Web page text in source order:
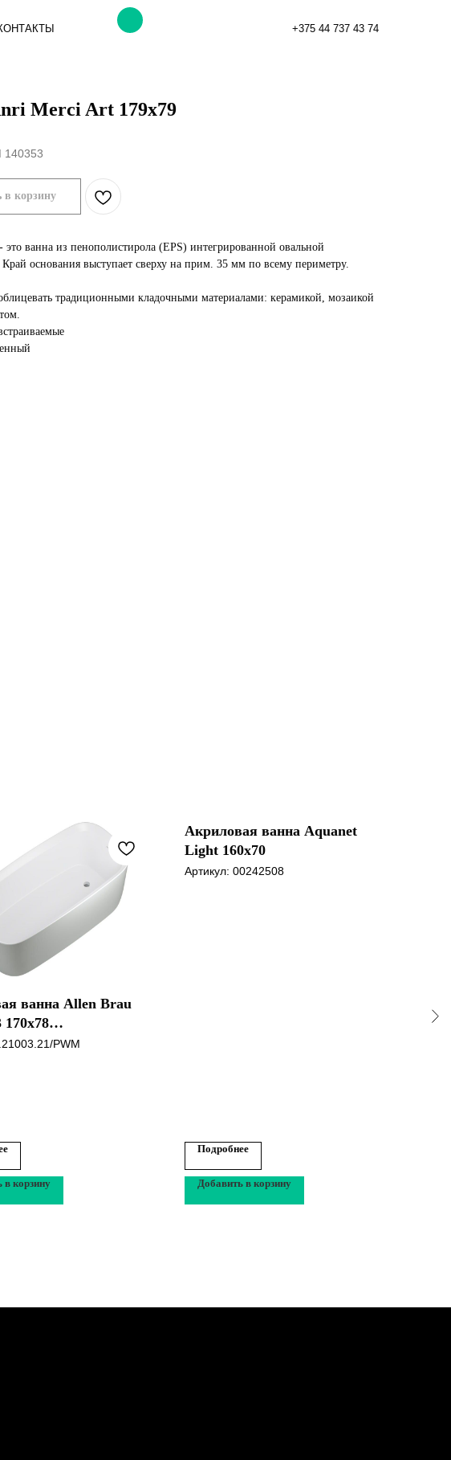
Merci Art 179x79
140353
в корзину
ванна из пенополистирола (EPS) интегрированной овальной
основания выступает сверху на прим. 35 мм по всему периметру.
традиционными кладочными материалами: керамикой, мозаикой
ванна Allen Brau
PWMPWM
в корзину
Акриловая ванна Aquanet
Light 160x70
Артикул: 00242508
Подробнее
Добавить в корзину